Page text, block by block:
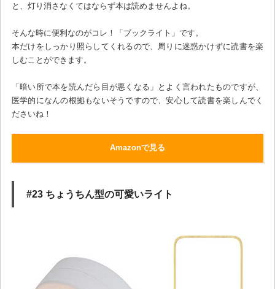
と、灯り消さなくてはならず本は読めませんよね。
そんな時に便利なのがコレ！「ブックライト」です。
本だけをしっかり照らしてくれるので、周りに迷惑かけずに読書を楽
しむことができます。
「暗い所で本を読んだら目が悪くなる」とよく言われたものですが、
医学的になんの根拠もないそうですので、安心して読書を楽しんでく
ださいね！
Amazonで見る
#23 ちょうちん型の可愛いライト